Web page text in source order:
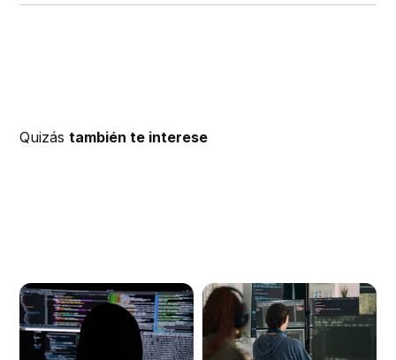
Quizástambién te interese